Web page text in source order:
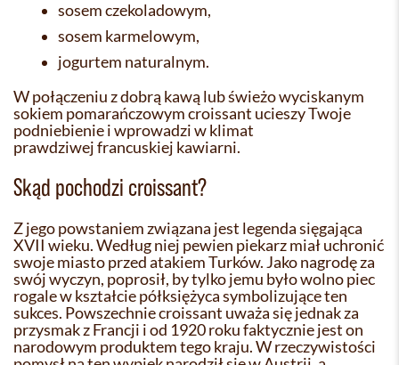
sosem czekoladowym,
sosem karmelowym,
jogurtem naturalnym.
W połączeniu z dobrą kawą lub świeżo wyciskanym
sokiem pomarańczowym croissant ucieszy Twoje
podniebienie i wprowadzi w klimat
prawdziwej francuskiej kawiarni.
Skąd pochodzi croissant?
Z jego powstaniem związana jest legenda sięgająca
XVII wieku. Według niej pewien piekarz miał uchronić
swoje miasto przed atakiem Turków. Jako nagrodę za
swój wyczyn, poprosił, by tylko jemu było wolno piec
rogale w kształcie półksiężyca symbolizujące ten
sukces. Powszechnie croissant uważa się jednak za
przysmak z Francji i od 1920 roku faktycznie jest on
narodowym produktem tego kraju. W rzeczywistości